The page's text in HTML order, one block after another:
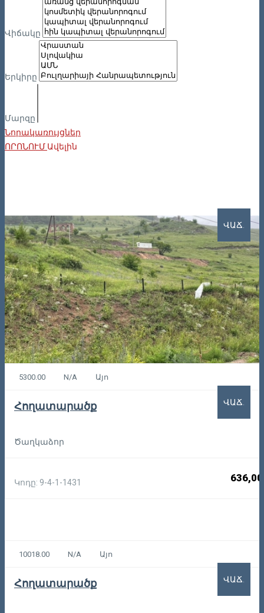
Վիճակը
Երկիրը
Մարզը
Նորակառույցներ
ՈՐՈՆՈՒՄ Ավելին
ՎԱՃ.
5300.00 N/A Այո
Հողատարածք
Ծաղկաձոր
Կոդը: 9-4-1-1431
ՎԱՃ.
10018.00 N/A Այո
Հողատարածք ՎԱՃ.